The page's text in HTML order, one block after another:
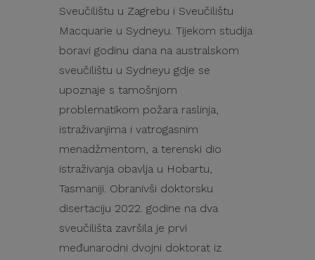
Sveučilištu u Zagrebu i Sveučilištu
Macquarie u Sydneyu. Tijekom studija
boravi godinu dana na australskom
sveučilištu u Sydneyu gdje se
upoznaje s tamošnjom
problematikom požara raslinja,
istraživanjima i vatrogasnim
menadžmentom, a terenski dio
istraživanja obavlja u Hobartu,
Tasmaniji. Obranivši doktorsku
disertaciju 2022. godine na dva
sveučilišta završila je prvi
međunarodni dvojni doktorat iz